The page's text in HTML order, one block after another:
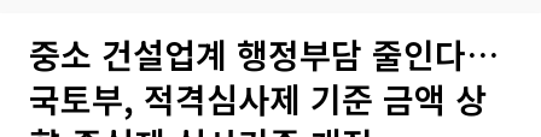
중소 건설업계 행정부담 줄인다…
국토부, 적격심사제 기준 금액 상